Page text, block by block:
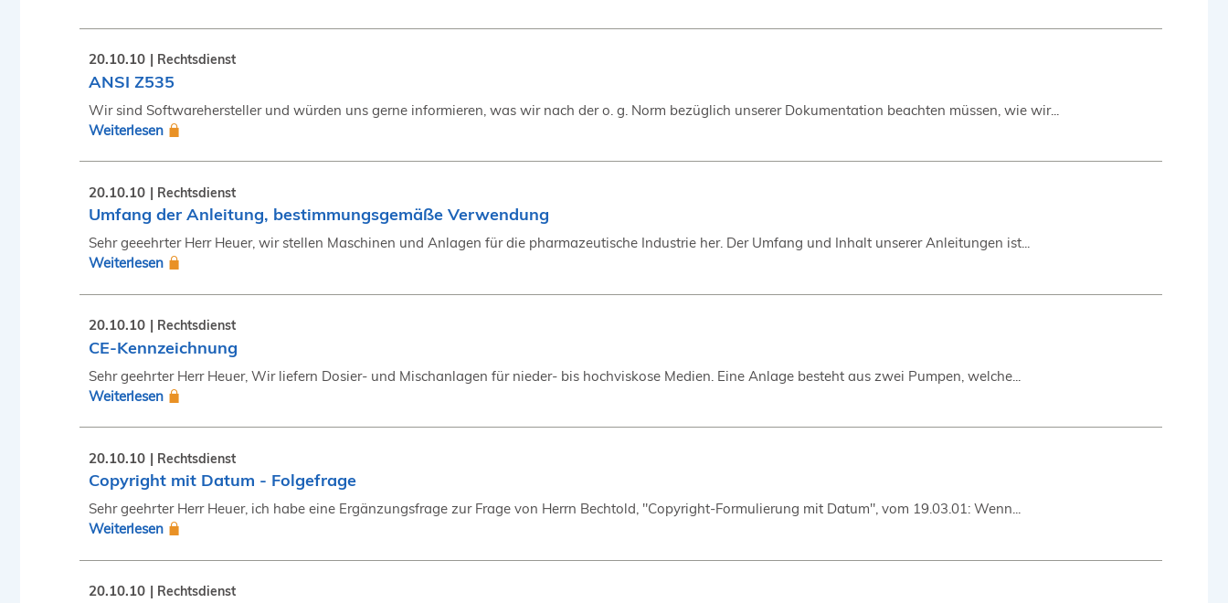
20.10.10 Rechtsdienst
ANSI Z535
Wir sind Softwarehersteller und würden uns gerne informieren, was wir nach der o. g. Norm bezüglich unserer Dokumentation beachten müssen, wie wir...
Weiterlesen
20.10.10 Rechtsdienst
Umfang der Anleitung, bestimmungsgemäße Verwendung
Sehr geeehrter Herr Heuer, wir stellen Maschinen und Anlagen für die pharmazeutische Industrie her. Der Umfang und Inhalt unserer Anleitungen ist...
Weiterlesen
20.10.10 Rechtsdienst
CE-Kennzeichnung
Sehr geehrter Herr Heuer, Wir liefern Dosier- und Mischanlagen für nieder- bis hochviskose Medien. Eine Anlage besteht aus zwei Pumpen, welche...
Weiterlesen
20.10.10 Rechtsdienst
Copyright mit Datum - Folgefrage
Sehr geehrter Herr Heuer, ich habe eine Ergänzungsfrage zur Frage von Herrn Bechtold, "Copyright-Formulierung mit Datum", vom 19.03.01: Wenn...
Weiterlesen
20.10.10 Rechtsdienst